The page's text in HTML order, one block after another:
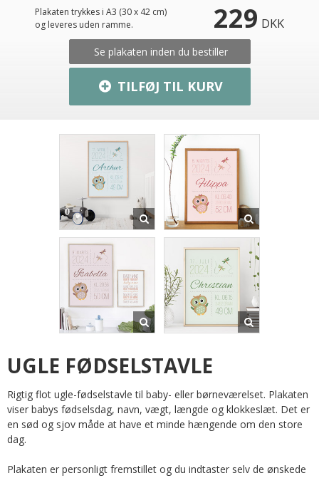
Plakaten trykkes i A3 (30 x 42 cm)
og leveres uden ramme.
229 DKK
Se plakaten inden du bestiller
TILFØJ TIL KURV
UGLE FØDSELSTAVLE
Rigtig flot ugle-fødselstavle til baby- eller børneværelset. Plakaten
viser babys fødselsdag, navn, vægt, længde og klokkeslæt. Det er
en sød og sjov måde at have et minde hængende om den store
dag.
Plakaten er personligt fremstillet og du indtaster selv de ønskede